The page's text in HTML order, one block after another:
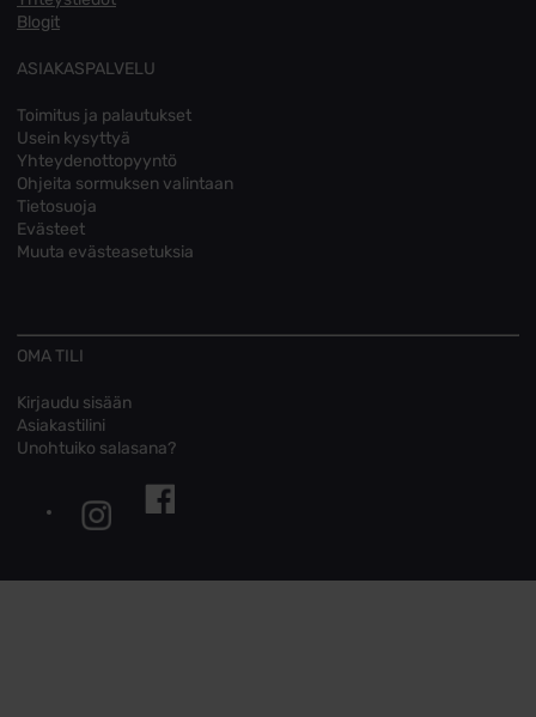
Blogit
ASIAKASPALVELU
Toimitus ja palautukset
Usein kysyttyä
Yhteydenottopyyntö
Ohjeita sormuksen valintaan
Tietosuoja
Evästeet
Muuta evästeasetuksia
OMA TILI
Kirjaudu sisään
Asiakastilini
Unohtuiko salasana?